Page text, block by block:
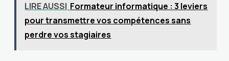
LIRE AUSSI Formateur informatique : 3 leviers
pour transmettre vos compétences sans
perdre vos stagiaires